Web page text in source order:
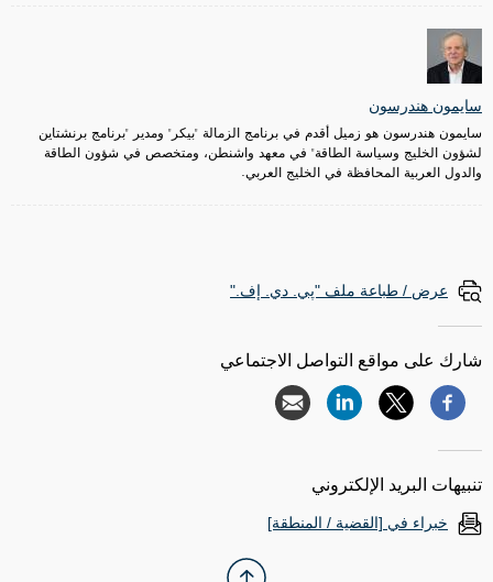
سايمون هندرسون
سايمون هندرسون هو زميل أقدم في برنامج الزمالة "بيكر" ومدير "برنامج برنشتاين
لشؤون الخليج وسياسة الطاقة" في معهد واشنطن، ومتخصص في شؤون الطاقة
والدول العربية المحافظة في الخليج العربي.
عرض / طباعة ملف "پي. دي. إف."
شارك على مواقع التواصل الاجتماعي
تنبيهات البريد الإلكتروني
خبراء في [القضية / المنطقة]